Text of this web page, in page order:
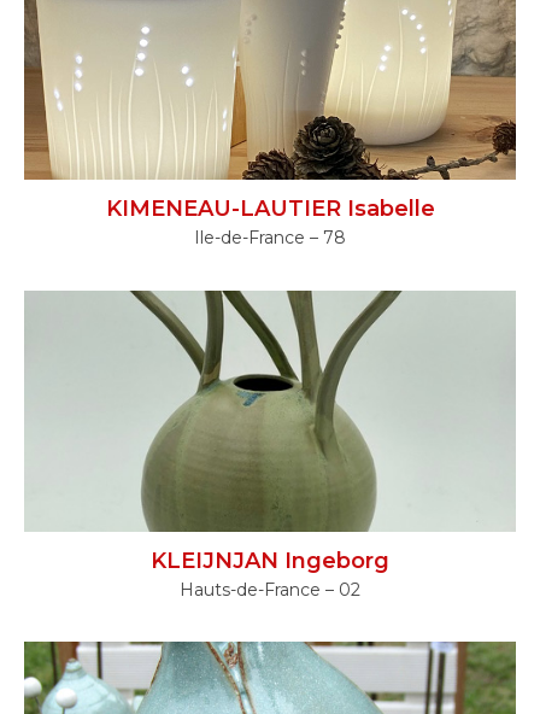
KIMENEAU-LAUTIER Isabelle
Ile-de-France – 78
KLEIJNJAN Ingeborg
Hauts-de-France – 02